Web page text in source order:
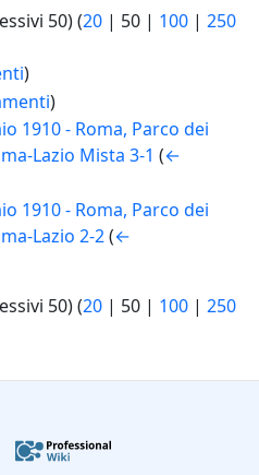
50) (20 | 50 | 100 | 250
)
)
1910 - Roma, Parco dei
Lazio Mista 3-1 (←
1910 - Roma, Parco dei
Lazio 2-2 (←
50) (20 | 50 | 100 | 250